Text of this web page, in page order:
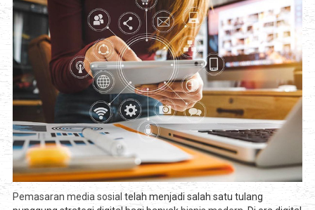
Pemasaran media sosial telah menjadi salah satu tulang